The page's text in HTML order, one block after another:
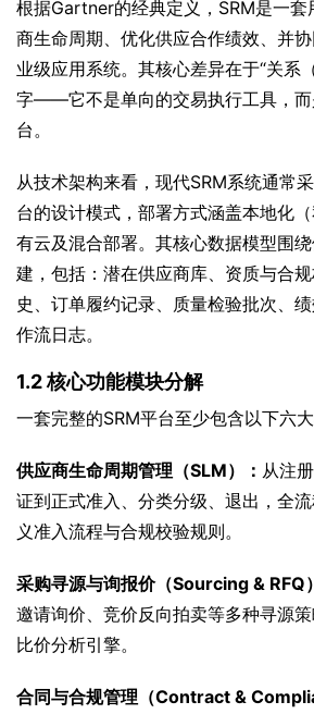
根据Gartner的经典定义，SRM是一套
商生命周期、优化供应合作绩效、并
业级应用系统。其核心差异在于“关系
字——它不是单向的交易执行工具，而
台。
从技术架构来看，现代SRM系统通常
台的设计模式，部署方式涵盖本地化
有云及混合部署。其核心数据模型围
建，包括：潜在供应商库、资质与合
史、订单履约记录、质量检验批次、
作流日志。
1.2 核心功能模块分解
一套完整的SRM平台至少包含以下六大
供应商生命周期管理（SLM）： 从注
证到正式准入、分类分级、退出，全
义准入流程与合规校验规则。
采购寻源与询报价（Sourcing & RFQ
邀请询价、竞价反向拍卖等多种寻源
比价分析引擎。
合同与合规管理（Contract &